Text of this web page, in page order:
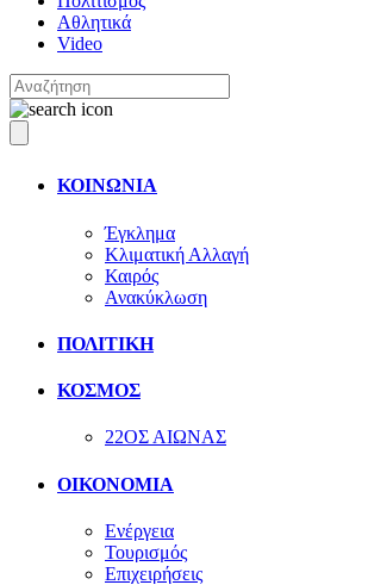
Αθλητικά
Video
ΚΟΙΝΩΝΙΑ
Έγκλημα
Κλιματική Αλλαγή
Καιρός
Ανακύκλωση
ΠΟΛΙΤΙΚΗ
ΚΟΣΜΟΣ
22ΟΣ ΑΙΩΝΑΣ
ΟΙΚΟΝΟΜΙΑ
Ενέργεια
Τουρισμός
Επιχειρήσεις